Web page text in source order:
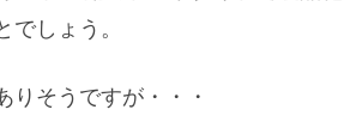
しょう。
りそうですが・・・